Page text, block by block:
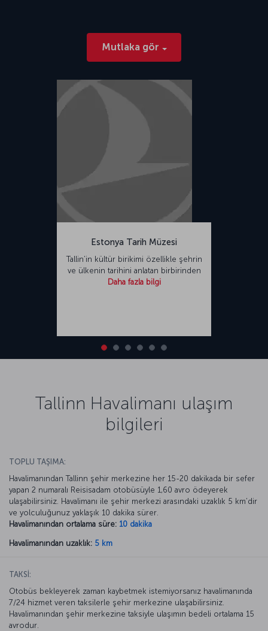
Mutlaka gör
Estonya Tarih Müzesi
Tallin’in kültür birikimi özellikle şehrin
ve ülkenin tarihini anlatan birbirinden
Daha fazla bilgi
Tallinn Havalimanı ulaşım
bilgileri
TOPLU TAŞIMA:
Havalimanından Tallinn şehir merkezine her 15-20 dakikada bir sefer
yapan 2 numaralı Reisisadam otobüsüyle 1,60 avro ödeyerek
ulaşabilirsiniz. Havalimanı ile şehir merkezi arasındaki uzaklık 5 km’dir
ve yolculuğunuz yaklaşık 10 dakika sürer.
Havalimanından ortalama süre: 10 dakika
Havalimanından uzaklık: 5 km
TAKSİ:
Otobüs bekleyerek zaman kaybetmek istemiyorsanız havalimanında
7/24 hizmet veren taksilerle şehir merkezine ulaşabilirsiniz.
Havalimanından şehir merkezine taksiyle ulaşımın bedeli ortalama 15
avrodur.